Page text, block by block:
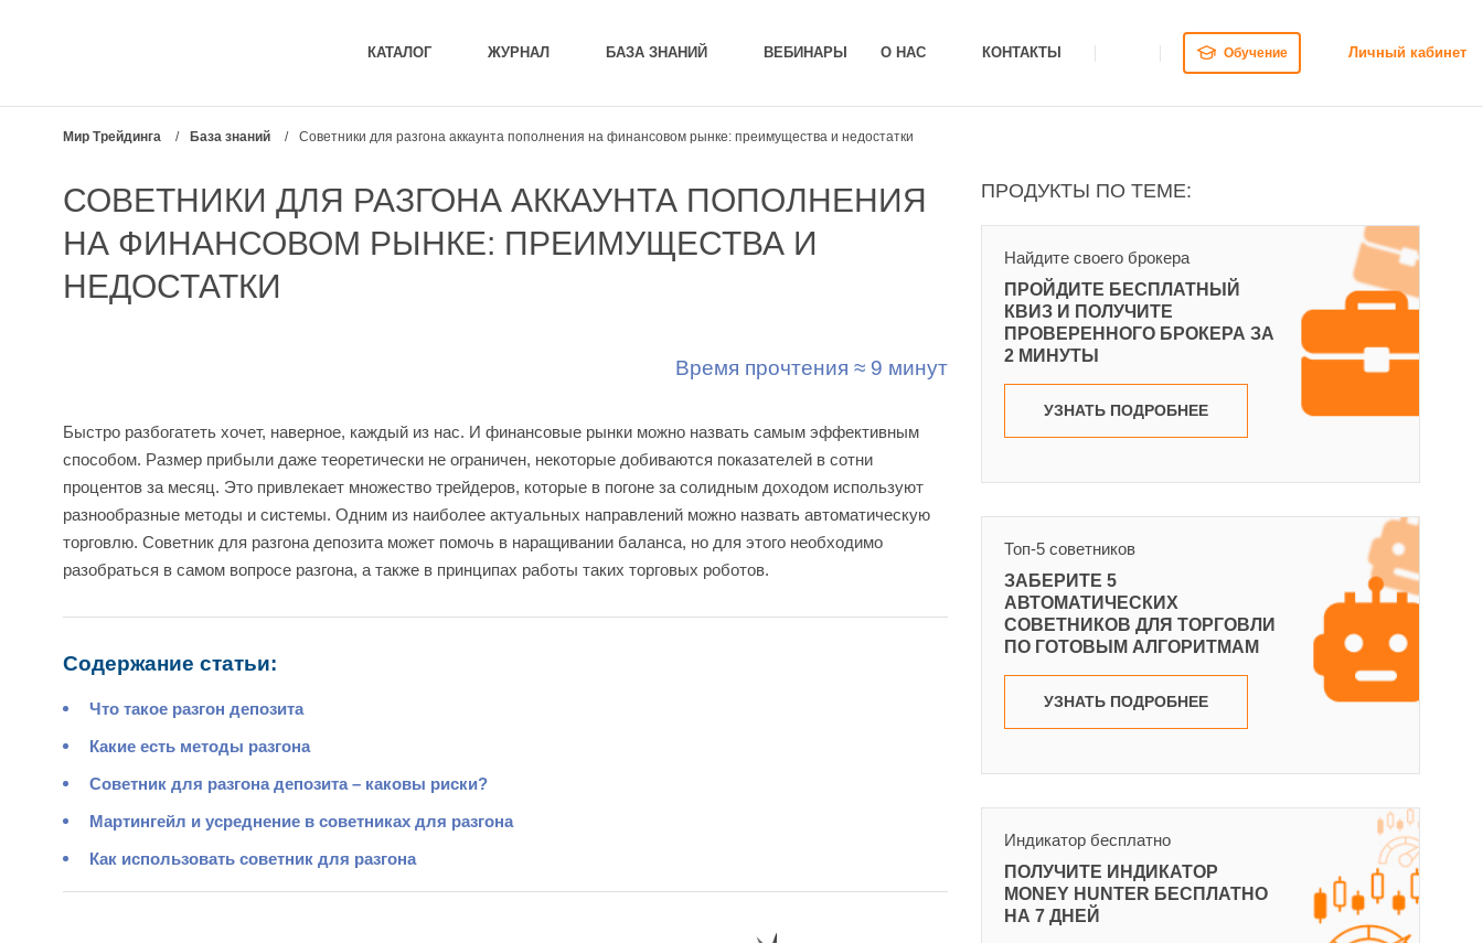
КАТАЛОГ ЖУРНАЛ БАЗА ЗНАНИЙ ВЕБИНАРЫ О НАС КОНТАКТЫ Обучение Личный кабинет
Мир Трейдинга / База знаний / Советники для разгона аккаунта пополнения на финансовом рынке: преимущества и недостатки
СОВЕТНИКИ ДЛЯ РАЗГОНА АККАУНТА ПОПОЛНЕНИЯ
НА ФИНАНСОВОМ РЫНКЕ: ПРЕИМУЩЕСТВА И
НЕДОСТАТКИ
Время прочтения ≈ 9 минут
Быстро разбогатеть хочет, наверное, каждый из нас. И финансовые рынки можно назвать самым эффективным
способом. Размер прибыли даже теоретически не ограничен, некоторые добиваются показателей в сотни
процентов за месяц. Это привлекает множество трейдеров, которые в погоне за солидным доходом используют
разнообразные методы и системы. Одним из наиболее актуальных направлений можно назвать автоматическую
торговлю. Советник для разгона депозита может помочь в наращивании баланса, но для этого необходимо
разобраться в самом вопросе разгона, а также в принципах работы таких торговых роботов.
Содержание статьи:
Что такое разгон депозита
Какие есть методы разгона
Советник для разгона депозита – каковы риски?
Мартингейл и усреднение в советниках для разгона
Как использовать советник для разгона
ПРОДУКТЫ ПО ТЕМЕ:
Найдите своего брокера
ПРОЙДИТЕ БЕСПЛАТНЫЙ
КВИЗ И ПОЛУЧИТЕ
ПРОВЕРЕННОГО БРОКЕРА ЗА
2 МИНУТЫ
УЗНАТЬ ПОДРОБНЕЕ
Топ-5 советников
ЗАБЕРИТЕ 5
АВТОМАТИЧЕСКИХ
СОВЕТНИКОВ ДЛЯ ТОРГОВЛИ
ПО ГОТОВЫМ АЛГОРИТМАМ
УЗНАТЬ ПОДРОБНЕЕ
Индикатор бесплатно
ПОЛУЧИТЕ ИНДИКАТОР
MONEY HUNTER БЕСПЛАТНО
НА 7 ДНЕЙ